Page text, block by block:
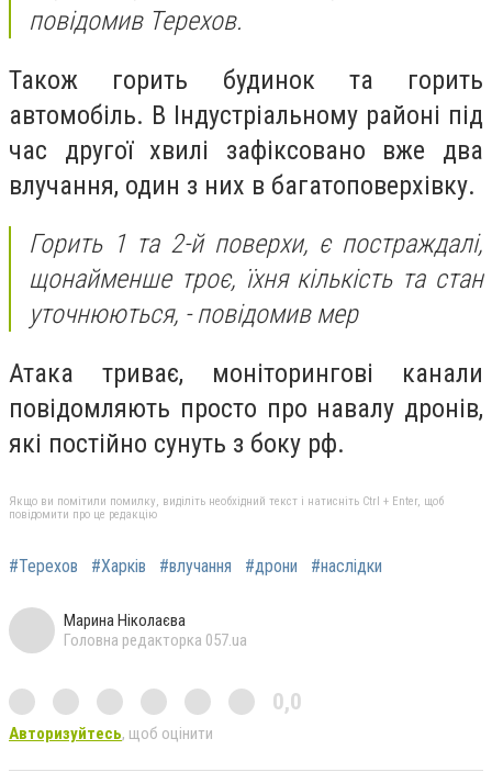
повідомив Терехов.
Також горить будинок та горить
автомобіль. В Індустріальному районі під
час другої хвилі зафіксовано вже два
влучання, один з них в багатоповерхівку.
Горить 1 та 2-й поверхи, є постраждалі,
щонайменше троє, їхня кількість та стан
уточнюються, - повідомив мер
Атака триває, моніторингові канали
повідомляють просто про навалу дронів,
які постійно сунуть з боку рф.
Якщо ви помітили помилку, виділіть необхідний текст і натисніть Ctrl + Enter, щоб
повідомити про це редакцію
#Терехов #Харків #влучання #дрони #наслідки
Марина Ніколаєва
Головна редакторка 057.ua
0,0
Авторизуйтесь, щоб оцінити